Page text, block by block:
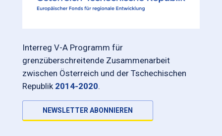
Interreg V-A Programm für
grenzüberschreitende Zusammenarbeit
zwischen Österreich und der Tschechischen
Republik 2014-2020.
NEWSLETTER ABONNIEREN